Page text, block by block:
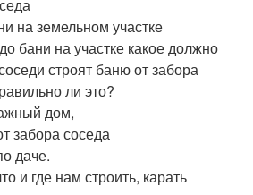
на земельном участке
бани на участке какое должно
строят баню от забора
ли это?
дом,
забора соседа
даче.
и где нам строить, карать